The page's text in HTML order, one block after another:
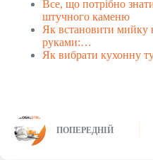
Все, що потрібно
штучного каменю
Як встановити мийку
руками:…
Як вибрати кухонну
ПОПЕРЕДНІЙ